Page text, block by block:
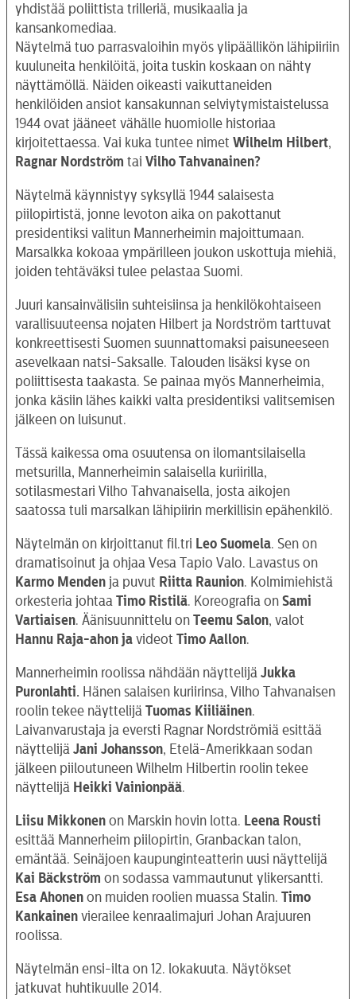
yhdistää poliittista trilleriä, musikaalia ja
kansankomediaa.
Näytelmä tuo parrasvaloihin myös ylipäällikön lähipiiriin
kuuluneita henkilöitä, joita tuskin koskaan on nähty
näyttämöllä. Näiden oikeasti vaikuttaneiden
henkilöiden ansiot kansakunnan selviytymistaistelussa
1944 ovat jääneet vähälle huomiolle historiaa
kirjoitettaessa. Vai kuka tuntee nimet Wilhelm Hilbert
Ragnar Nordström tai Vilho Tahvanainen?
Näytelmä käynnistyy syksyllä 1944 salaisesta
piilopirtistä, jonne levoton aika on pakottanut
presidentiksi valitun Mannerheimin majoittumaan.
Marsalkka kokoaa ympärilleen joukon uskottuja miehiä,
joiden tehtäväksi tulee pelastaa Suomi.
Juuri kansainvälisiin suhteisiinsa ja henkilökohtaiseen
varallisuuteensa nojaten Hilbert ja Nordström tarttuvat
konkreettisesti Suomen suunnattomaksi paisuneeseen
asevelkaan natsi-Saksalle. Talouden lisäksi kyse on
poliittisesta taakasta. Se painaa myös Mannerheimia,
jonka käsiin lähes kaikki valta presidentiksi valitsemisen
jälkeen on luisunut.
Tässä kaikessa oma osuutensa on ilomantsilaisella
metsurilla, Mannerheimin salaisella kuriirilla,
sotilasmestari Vilho Tahvanaisella, josta aikojen
saatossa tuli marsalkan lähipiirin merkillisin epähenkilö.
Näytelmän on kirjoittanut fil.tri Leo Suomela . Sen on
dramatisoinut ja ohjaa Vesa Tapio Valo. Lavastus on
Karmo Menden ja puvut Riitta Raunion . Kolmimiehistä
orkesteria johtaa Timo Ristilä . Koreografia on Sami
Vartiaisen . Äänisuunnittelu on Teemu Salon , valot
Hannu Raja-ahon ja videot Timo Aallon
Mannerheimin roolissa nähdään näyttelijä Jukka
Puronlahti.
Hänen salaisen kuriirinsa, Vilho Tahvanaisen
roolin tekee näyttelijä Tuomas Kiiliäinen
Laivanvarustaja ja eversti Ragnar Nordströmiä esittää
näyttelijä Jani Johansson , Etelä-Amerikkaan sodan
jälkeen piiloutuneen Wilhelm Hilbertin roolin tekee
näyttelijä Heikki Vainionpää
Liisu Mikkonen on Marskin hovin lotta.
Leena Rousti
esittää Mannerheim piilopirtin, Granbackan talon,
emäntää. Seinäjoen kaupunginteatterin uusi näyttelijä
Kai Bäckström on sodassa vammautunut ylikersantti.
Esa Ahonen on muiden roolien muassa Stalin. Timo
Kankainen vierailee kenraalimajuri Johan Arajuuren
roolissa.
Näytelmän ensi-ilta on 12. lokakuuta. Näytökset
jatkuvat huhtikuulle 2014.